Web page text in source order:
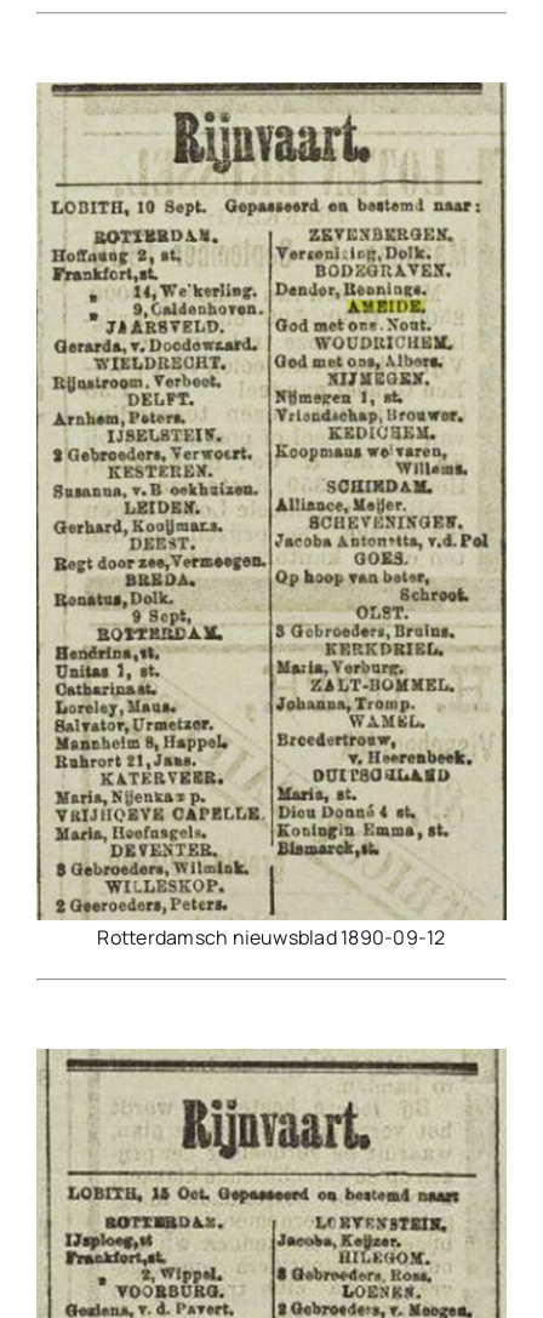
Rotterdamsch nieuwsblad 1890-09-12